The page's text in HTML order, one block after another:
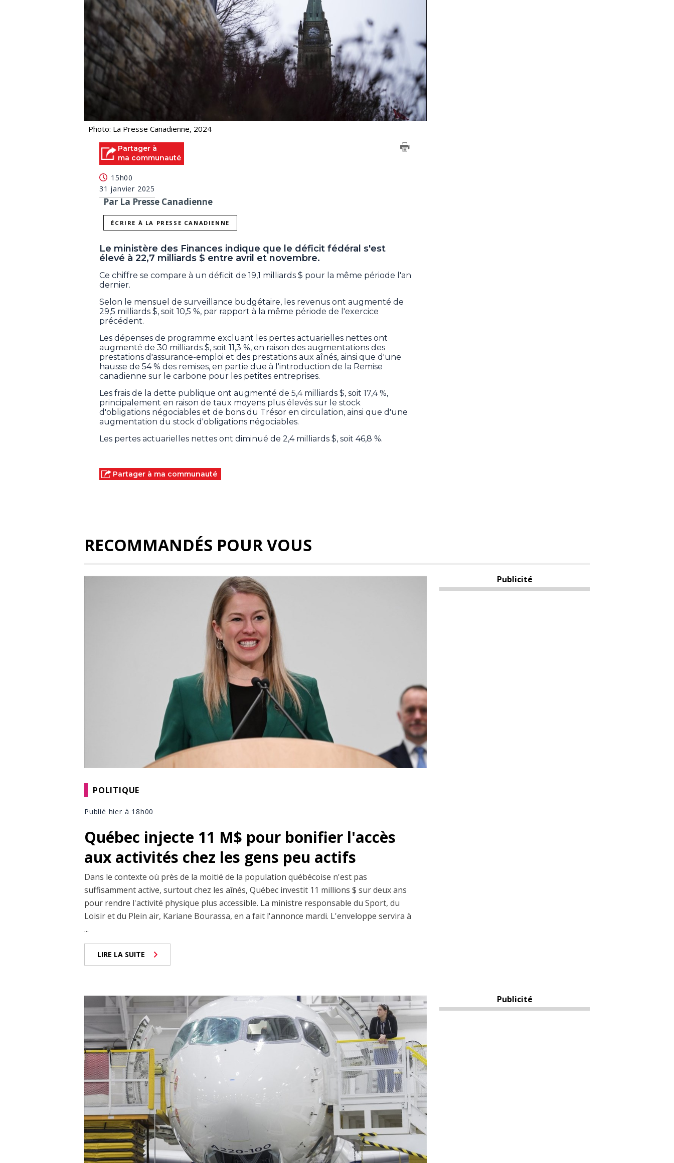
Photo: La Presse Canadienne, 2024
Partager à
ma communauté
15h00
31 janvier 2025
Par La Presse Canadienne
ÉCRIRE À LA PRESSE CANADIENNE
Le ministère des Finances indique que le déficit fédéral s'est
élevé à 22,7 milliards $ entre avril et novembre.
Ce chiffre se compare à un déficit de 19,1 milliards $ pour la même période l'an
dernier.
Selon le mensuel de surveillance budgétaire, les revenus ont augmenté de
29,5 milliards $, soit 10,5 %, par rapport à la même période de l'exercice
précédent.
Les dépenses de programme excluant les pertes actuarielles nettes ont
augmenté de 30 milliards $, soit 11,3 %, en raison des augmentations des
prestations d'assurance-emploi et des prestations aux aînés, ainsi que d'une
hausse de 54 % des remises, en partie due à l'introduction de la Remise
canadienne sur le carbone pour les petites entreprises.
Les frais de la dette publique ont augmenté de 5,4 milliards $, soit 17,4 %,
principalement en raison de taux moyens plus élevés sur le stock
d'obligations négociables et de bons du Trésor en circulation, ainsi que d'une
augmentation du stock d'obligations négociables.
Les pertes actuarielles nettes ont diminué de 2,4 milliards $, soit 46,8 %.
Partager à ma communauté
RECOMMANDÉS POUR VOUS
POLITIQUE
Publié hier à 18h00
Québec injecte 11 M$ pour bonifier l'accès
aux activités chez les gens peu actifs
Dans le contexte où près de la moitié de la population québécoise n'est pas
suffisamment active, surtout chez les aînés, Québec investit 11 millions $ sur deux ans
pour rendre l'activité physique plus accessible. La ministre responsable du Sport, du
Loisir et du Plein air, Kariane Bourassa, en a fait l'annonce mardi. L'enveloppe servira à
...
LIRE LA SUITE
Publicité
Publicité